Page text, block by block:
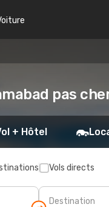
pas
+ Hôtel
Vols directs
Destination